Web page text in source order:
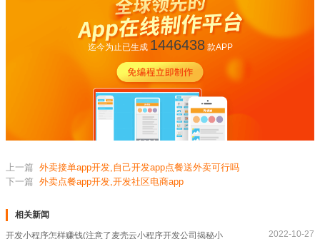
迄今为止已生成 1446438款APP
上一篇 外卖接单app开发,自己开发app点餐送外卖可行吗
下一篇 外卖点餐app开发,开发社区电商app
相关新闻
开发小程序怎样赚钱(注意了麦壳云小程序开发公司揭秘小 2022-10-27